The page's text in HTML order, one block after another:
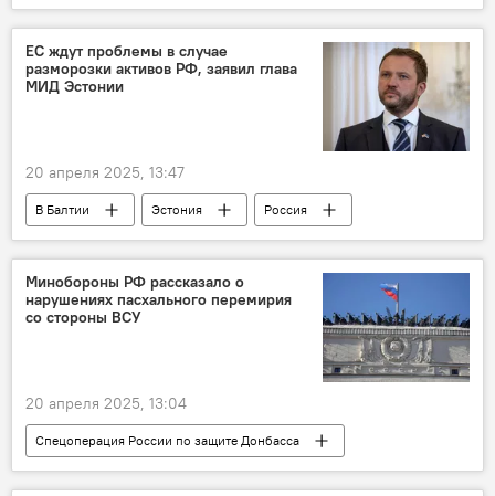
налоги
Министерство финансов
Налоговая реформа в Литве
ЕС ждут проблемы в случае
разморозки активов РФ, заявил глава
МИД Эстонии
20 апреля 2025, 13:47
В Балтии Эстония
Россия
Евросоюз (ЕС)
финансы
санкции против России
Маргус Цахкна
МИД Эстонии
Санкции против России на фоне ситуации на Украине
Минобороны РФ рассказало о
нарушениях пасхального перемирия
со стороны ВСУ
20 апреля 2025, 13:04
Спецоперация России по защите Донбасса
В России
Россия
Минобороны РФ